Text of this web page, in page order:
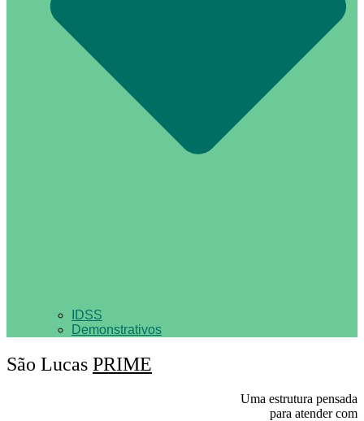
IDSS
Demonstrativos
São Lucas PRIME
Uma estrutura pensada
para atender com